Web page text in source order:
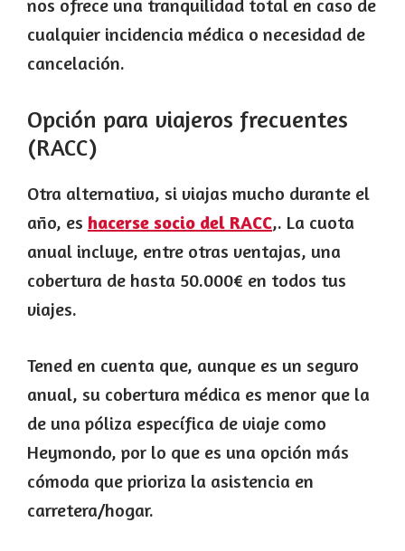
nos ofrece una tranquilidad total en caso de
cualquier incidencia médica o necesidad de
cancelación.
Opción para viajeros frecuentes
(RACC)
Otra alternativa, si viajas mucho durante el
año, es hacerse socio del RACC,. La cuota
anual incluye, entre otras ventajas, una
cobertura de hasta 50.000€ en todos tus
viajes.
Tened en cuenta que, aunque es un seguro
anual, su cobertura médica es menor que la
de una póliza específica de viaje como
Heymondo, por lo que es una opción más
cómoda que prioriza la asistencia en
carretera/hogar.